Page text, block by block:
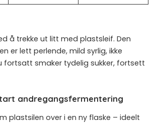
å trekke ut litt med plastsleif. Den
er lett perlende, mild syrlig, ikke
fortsatt smaker tydelig sukker, fortsett
andregangsfermentering
plastsilen over i en ny flaske – ideelt